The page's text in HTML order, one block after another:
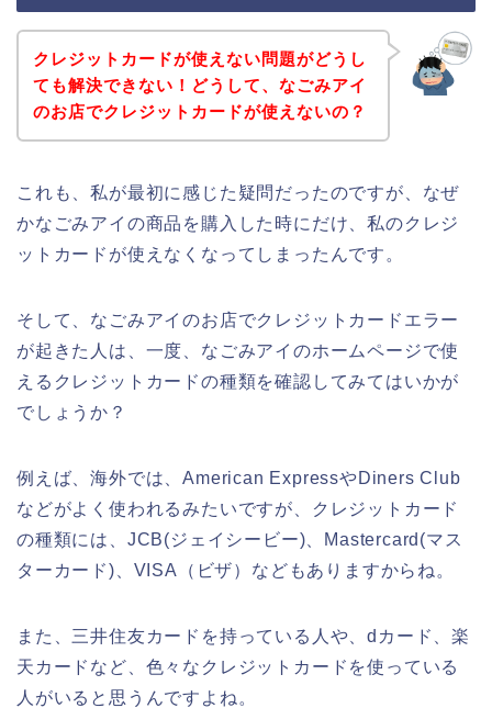
クレジットカードが使えない問題がどうし
ても解決できない！どうして、なごみアイ
のお店でクレジットカードが使えないの？
これも、私が最初に感じた疑問だったのですが、なぜ
かなごみアイの商品を購入した時にだけ、私のクレジ
ットカードが使えなくなってしまったんです。
そして、なごみアイのお店でクレジットカードエラー
が起きた人は、一度、なごみアイのホームページで使
えるクレジットカードの種類を確認してみてはいかが
でしょうか？
例えば、海外では、American ExpressやDiners Club
などがよく使われるみたいですが、クレジットカード
の種類には、JCB(ジェイシービー)、Mastercard(マス
ターカード)、VISA（ビザ）などもありますからね。
また、三井住友カードを持っている人や、dカード、楽
天カードなど、色々なクレジットカードを使っている
人がいると思うんですよね。